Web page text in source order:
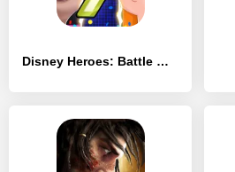
Disney Heroes: Battle Mode